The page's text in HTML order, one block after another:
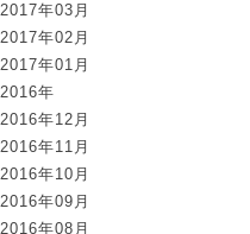
2017年03月
2017年02月
2017年01月
2016年
2016年12月
2016年11月
2016年10月
2016年09月
2016年08月